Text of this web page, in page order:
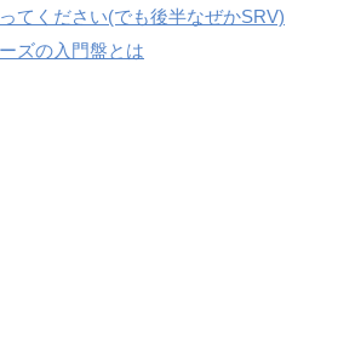
てください(でも後半なぜかSRV)
ズの入門盤とは